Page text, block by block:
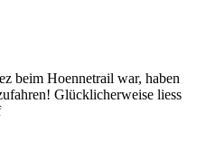
beim Hoennetrail war, haben
Glücklicherweise liess